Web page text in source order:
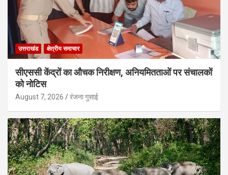
उत्तराखंड क्षेत्रीय समाचार
सीएससी केंद्रों का औचक निरीक्षण, अनियमितताओं पर संचालकों
को नोटिस
August 7, 2026 रंजना गुसाई